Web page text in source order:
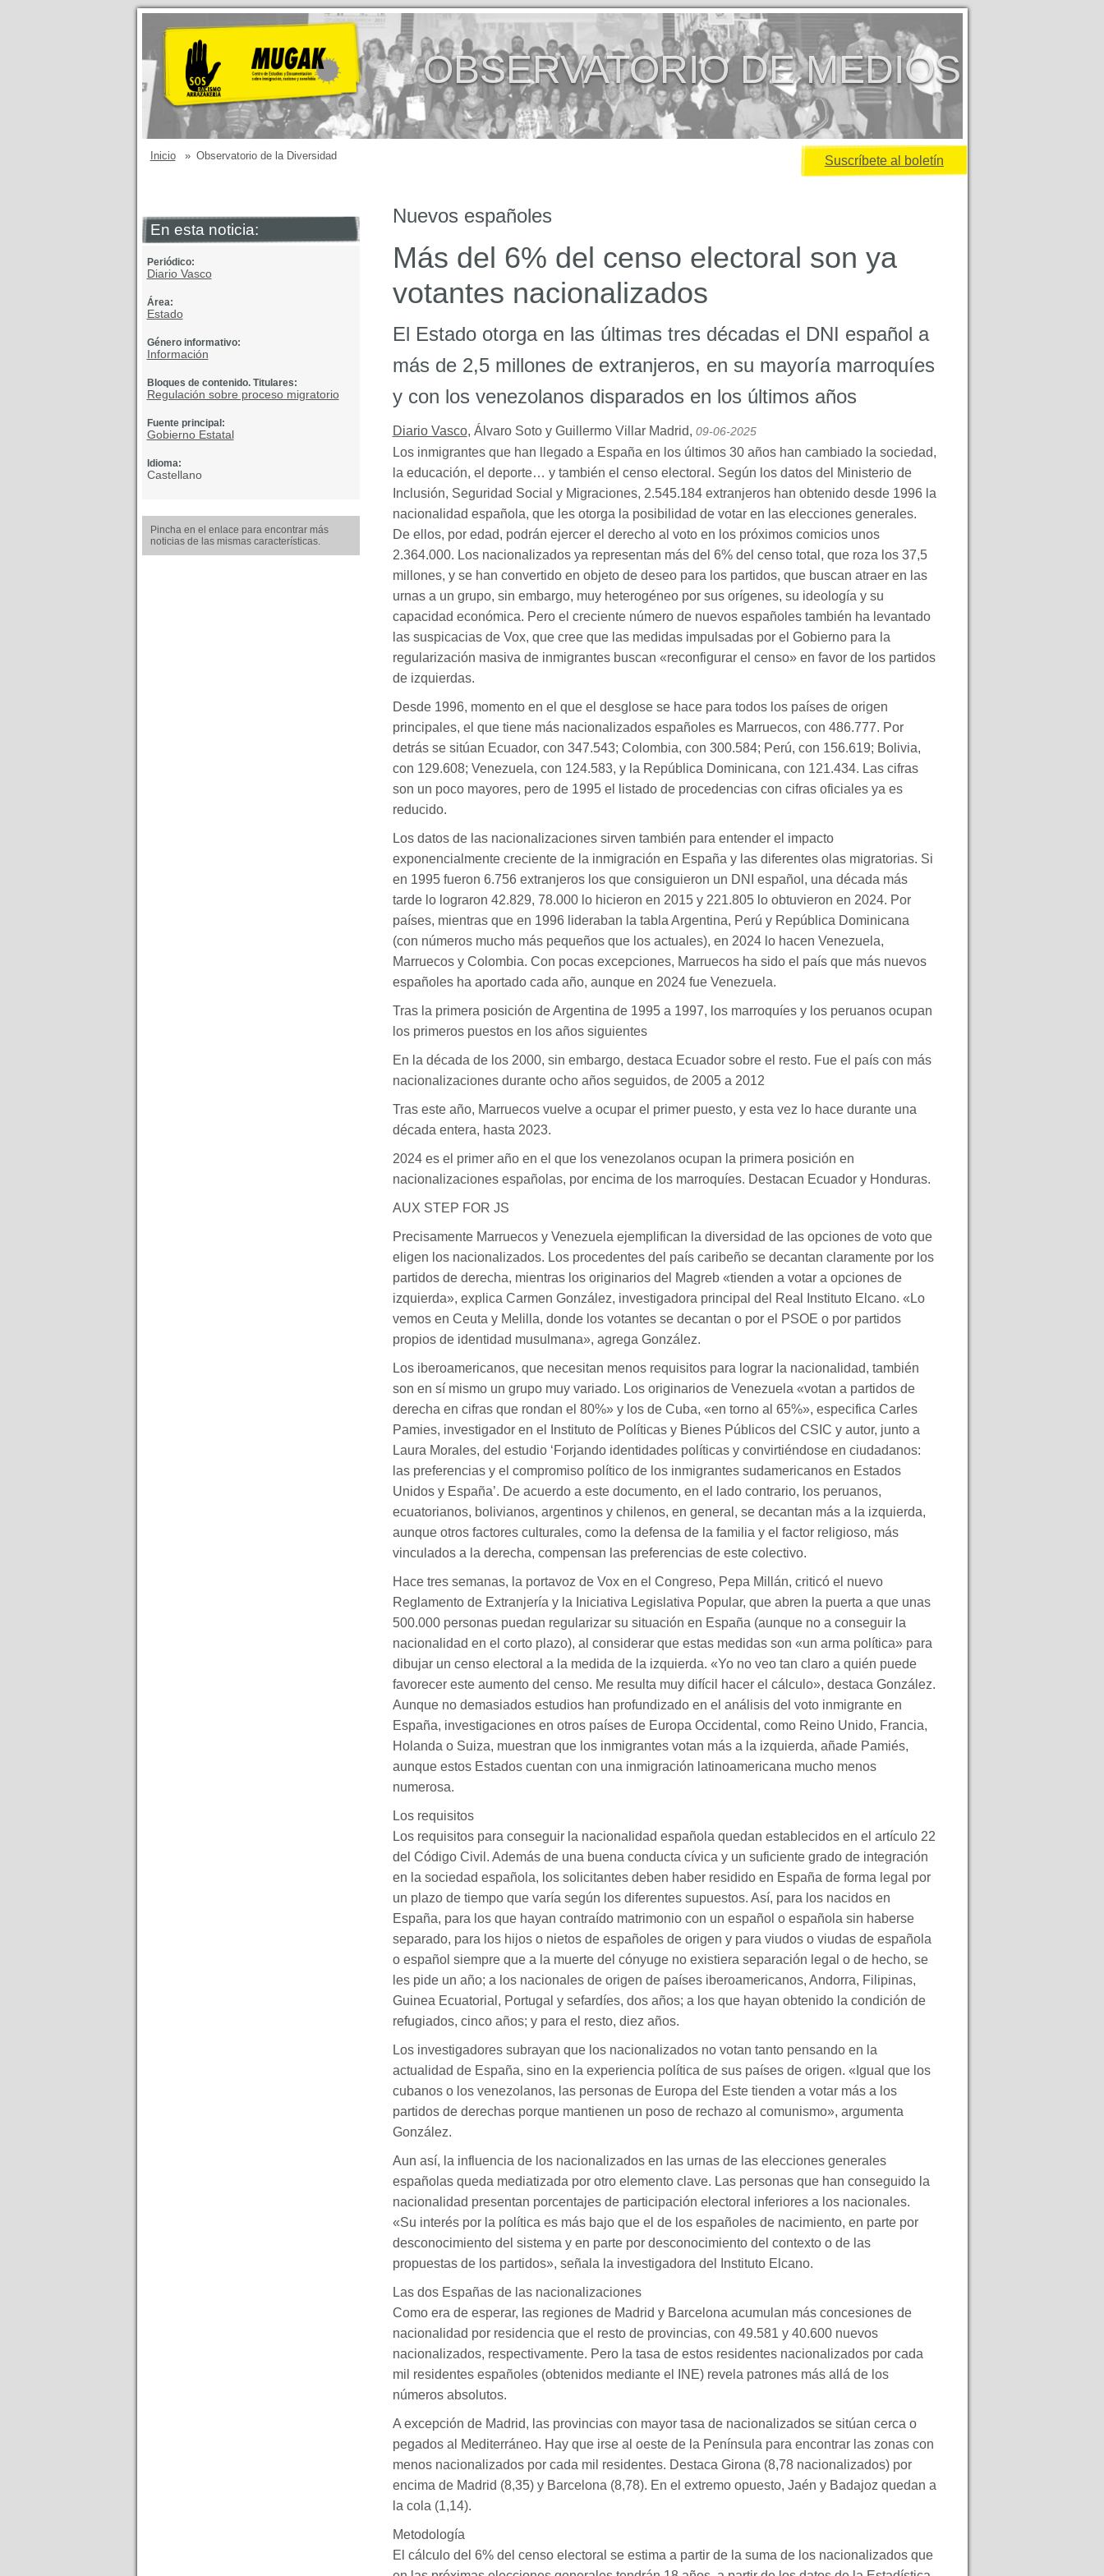
OBSERVATORIO DE MEDIOS
Inicio » Observatorio de la Diversidad Suscríbete al boletín
En esta noticia:
Periódico:
Diario Vasco
Área:
Estado
Género informativo:
Información
Bloques de contenido. Titulares:
Regulación sobre proceso migratorio
Fuente principal:
Gobierno Estatal
Idioma:
Castellano
Pincha en el enlace para encontrar más
noticias de las mismas características.
Nuevos españoles
Más del 6% del censo electoral son ya
votantes nacionalizados
El Estado otorga en las últimas tres décadas el DNI español a
más de 2,5 millones de extranjeros, en su mayoría marroquíes
y con los venezolanos disparados en los últimos años
Diario Vasco, Álvaro Soto y Guillermo Villar Madrid, 09-06-2025
Los inmigrantes que han llegado a España en los últimos 30 años han cambiado la sociedad,
la educación, el deporte… y también el censo electoral. Según los datos del Ministerio de
Inclusión, Seguridad Social y Migraciones, 2.545.184 extranjeros han obtenido desde 1996 la
nacionalidad española, que les otorga la posibilidad de votar en las elecciones generales.
De ellos, por edad, podrán ejercer el derecho al voto en los próximos comicios unos
2.364.000. Los nacionalizados ya representan más del 6% del censo total, que roza los 37,5
millones, y se han convertido en objeto de deseo para los partidos, que buscan atraer en las
urnas a un grupo, sin embargo, muy heterogéneo por sus orígenes, su ideología y su
capacidad económica. Pero el creciente número de nuevos españoles también ha levantado
las suspicacias de Vox, que cree que las medidas impulsadas por el Gobierno para la
regularización masiva de inmigrantes buscan «reconfigurar el censo» en favor de los partidos
de izquierdas.
Desde 1996, momento en el que el desglose se hace para todos los países de origen
principales, el que tiene más nacionalizados españoles es Marruecos, con 486.777. Por
detrás se sitúan Ecuador, con 347.543; Colombia, con 300.584; Perú, con 156.619; Bolivia,
con 129.608; Venezuela, con 124.583, y la República Dominicana, con 121.434. Las cifras
son un poco mayores, pero de 1995 el listado de procedencias con cifras oficiales ya es
reducido.
Los datos de las nacionalizaciones sirven también para entender el impacto
exponencialmente creciente de la inmigración en España y las diferentes olas migratorias. Si
en 1995 fueron 6.756 extranjeros los que consiguieron un DNI
español, una década más
tarde lo lograron 42.829, 78.000 lo hicieron en 2015 y 221.805 lo obtuvieron en 2024. Por
países, mientras que en 1996 lideraban la tabla Argentina, Perú y República Dominicana
(con números mucho más pequeños que los actuales), en 2024 lo hacen Venezuela,
Marruecos y Colombia. Con pocas excepciones, Marruecos ha sido el país que más nuevos
españoles ha aportado cada año, aunque en 2024 fue Venezuela.
Tras la primera posición de Argentina de 1995 a 1997, los marroquíes y los peruanos ocupan
los primeros puestos en los años siguientes
En la década de los 2000, sin embargo, destaca Ecuador sobre el resto. Fue el país con más
nacionalizaciones durante ocho años seguidos, de 2005 a 2012
Tras este año, Marruecos vuelve a ocupar el primer puesto, y esta vez lo hace durante una
década entera, hasta 2023.
2024 es el primer año en el que los venezolanos ocupan la primera posición en
nacionalizaciones españolas, por encima de los marroquíes. Destacan Ecuador y Honduras.
AUX STEP FOR JS
Precisamente Marruecos y Venezuela ejemplifican la diversidad de las opciones de voto que
eligen los nacionalizados. Los procedentes del país caribeño se decantan claramente por los
partidos de derecha, mientras los originarios del Magreb «tienden a votar a opciones de
izquierda», explica Carmen González, investigadora principal del Real Instituto Elcano. «Lo
vemos en Ceuta y Melilla, donde los votantes se decantan o por el PSOE o por partidos
propios de identidad musulmana», agrega González.
Los iberoamericanos, que necesitan menos requisitos para lograr la nacionalidad, también
son en sí mismo un grupo muy variado. Los originarios de Venezuela «votan a partidos de
derecha en cifras que rondan el 80%» y los de Cuba, «en torno al 65%», especifica Carles
Pamies, investigador en el Instituto de Políticas y Bienes Públicos del CSIC y autor, junto a
Laura Morales, del estudio ‘Forjando identidades políticas y convirtiéndose en ciudadanos:
las preferencias y el compromiso político de los inmigrantes sudamericanos en Estados
Unidos y España’. De acuerdo a este documento, en el lado contrario, los peruanos,
ecuatorianos, bolivianos, argentinos y chilenos, en general, se decantan más a la izquierda,
aunque otros factores culturales, como la defensa de la familia y el factor religioso, más
vinculados a la derecha, compensan las preferencias de este colectivo.
Hace tres semanas, la portavoz de Vox en el Congreso, Pepa Millán, criticó el nuevo
Reglamento de Extranjería y la Iniciativa Legislativa Popular, que abren la puerta a que unas
500.000 personas puedan regularizar su situación en España (aunque no a conseguir la
nacionalidad en el corto plazo), al considerar que estas medidas son «un arma política» para
dibujar un censo electoral a la medida de la izquierda. «Yo no veo tan claro a quién puede
favorecer este aumento del censo. Me resulta muy difícil hacer el cálculo», destaca González.
Aunque no demasiados estudios han profundizado en el análisis del voto inmigrante en
España, investigaciones en otros países de Europa Occidental, como Reino Unido, Francia,
Holanda o Suiza, muestran que los inmigrantes votan más a la izquierda, añade Pamiés,
aunque estos Estados cuentan con una inmigración latinoamericana mucho menos
numerosa.
Los requisitos
Los requisitos para conseguir la nacionalidad española quedan establecidos en el artículo 22
del Código Civil. Además de una buena conducta cívica y un suficiente grado de integración
en la sociedad española, los solicitantes deben haber residido en España de forma legal por
un plazo de tiempo que varía según los diferentes supuestos. Así, para los nacidos en
España, para los que hayan contraído matrimonio con un español o española sin haberse
separado, para los hijos o nietos de españoles de origen y para viudos o viudas de española
o español siempre que a la muerte del cónyuge no existiera separación legal o de hecho, se
les pide un año; a los nacionales de origen de países iberoamericanos, Andorra, Filipinas,
Guinea Ecuatorial, Portugal y sefardíes, dos años; a los que hayan obtenido la condición de
refugiados, cinco años; y para el resto, diez años.
Los investigadores subrayan que los nacionalizados no votan tanto pensando en la
actualidad de España, sino en la experiencia política de sus países de origen. «Igual que los
cubanos o los venezolanos, las personas de Europa del Este tienden a votar más a los
partidos de derechas porque mantienen un poso de rechazo al comunismo», argumenta
González.
Aun así, la influencia de los nacionalizados en las urnas de las elecciones generales
españolas queda mediatizada por otro elemento clave. Las personas que han conseguido la
nacionalidad presentan porcentajes de participación electoral inferiores a los nacionales.
«Su interés por la política es más bajo que el de los españoles de nacimiento, en parte por
desconocimiento del sistema y en parte por desconocimiento del contexto o de las
propuestas de los partidos», señala la investigadora del Instituto Elcano.
Las dos Españas de las nacionalizaciones
Como era de esperar, las regiones de Madrid y Barcelona acumulan más concesiones de
nacionalidad por residencia que el resto de provincias, con 49.581 y 40.600 nuevos
nacionalizados, respectivamente. Pero la tasa de estos residentes nacionalizados por cada
mil residentes españoles (obtenidos mediante el
INE) revela patrones más allá de los
números absolutos.
A excepción de Madrid, las provincias con mayor tasa de nacionalizados se sitúan cerca o
pegados al Mediterráneo. Hay que irse al oeste de la Península para encontrar las zonas con
menos nacionalizados por cada mil residentes. Destaca Girona (8,78 nacionalizados) por
encima de Madrid (8,35) y Barcelona (8,78). En el extremo opuesto, Jaén y Badajoz quedan a
la cola (1,14).
Metodología
El cálculo del 6% del censo electoral se estima a partir de la suma de los nacionalizados que